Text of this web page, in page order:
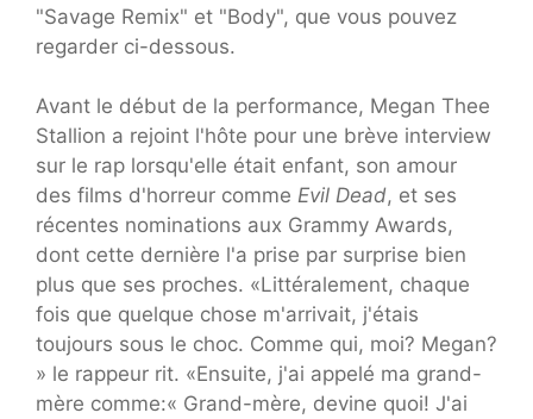
"Savage Remix" et "Body", que vous pouvez
regarder ci-dessous.
Avant le début de la performance, Megan Thee
Stallion a rejoint l'hôte pour une brève interview
sur le rap lorsqu'elle était enfant, son amour
des films d'horreur comme Evil Dead, et ses
récentes nominations aux Grammy Awards,
dont cette dernière l'a prise par surprise bien
plus que ses proches. «Littéralement, chaque
fois que quelque chose m'arrivait, j'étais
toujours sous le choc. Comme qui, moi? Megan?
» le rappeur rit. «Ensuite, j'ai appelé ma grand-
mère comme:« Grand-mère, devine quoi! J'ai